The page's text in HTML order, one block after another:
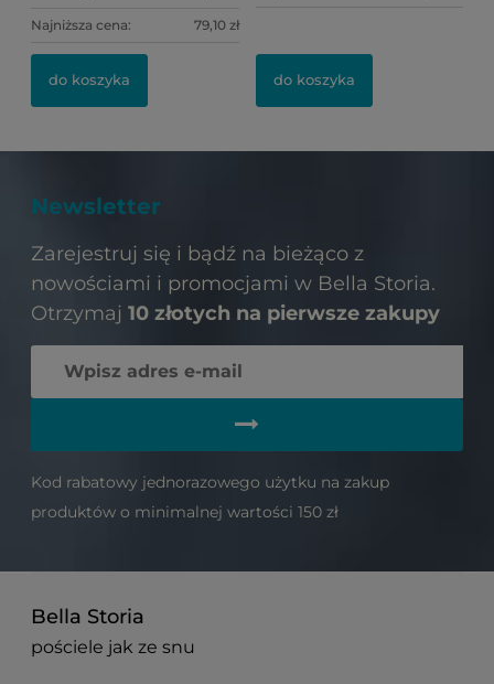
Najniższa cena: 79,10 zł
do koszyka do koszyka
Newsletter
Zarejestruj się i bądź na bieżąco z
nowościami i promocjami w Bella Storia.
Otrzymaj 10 złotych na pierwsze zakupy
Kod rabatowy jednorazowego użytku na zakup
produktów o minimalnej wartości 150 zł
Bella Storia
pościele jak ze snu